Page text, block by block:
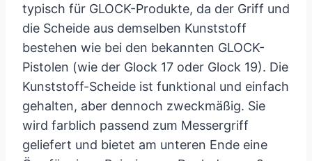
typisch für GLOCK-Produkte, da der Griff und
die Scheide aus demselben Kunststoff
bestehen wie bei den bekannten GLOCK-
Pistolen (wie der Glock 17 oder Glock 19). Die
Kunststoff-Scheide ist funktional und einfach
gehalten, aber dennoch zweckmäßig. Sie
wird farblich passend zum Messergriff
geliefert und bietet am unteren Ende eine